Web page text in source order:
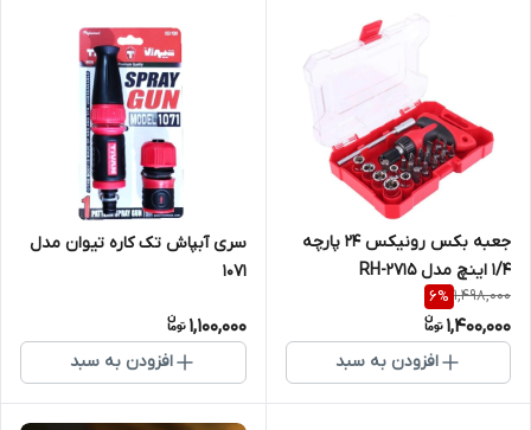
جعبه بکس رونیکس 24 پارچه
1/4 اینچ مدل RH-2715
1,498,000
6%
1,400,000
افزودن به سبد
سری آبپاش تک کاره تیوان مدل
1071
1,100,000
افزودن به سبد